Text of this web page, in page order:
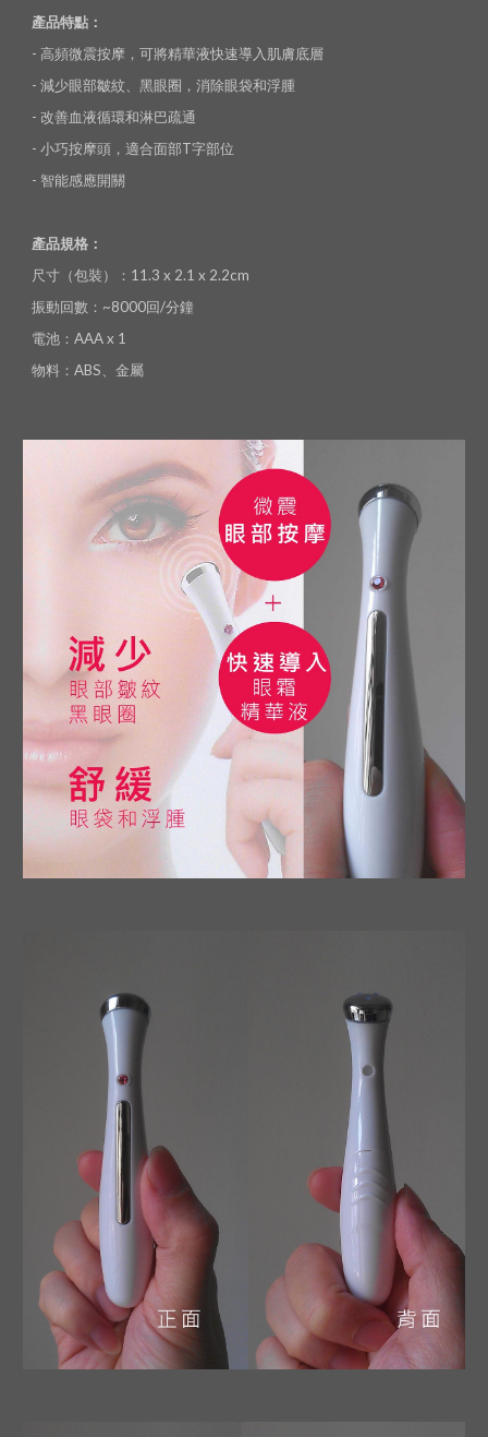
產品特點：
- 高頻微震按摩，可將精華液快速導入肌膚底層
- 減少眼部皺紋、黑眼圈，消除眼袋和浮腫
- 改善血液循環和淋巴疏通
- 小巧按摩頭，適合面部T字部位
- 智能感應開關
產品規格：
尺寸（包裝）：11.3 x 2.1 x 2.2cm
振動回數：~8000回/分鐘
電池：AAA x 1
物料：ABS、金屬